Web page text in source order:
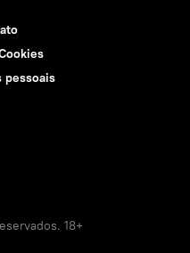
pessoais
18+